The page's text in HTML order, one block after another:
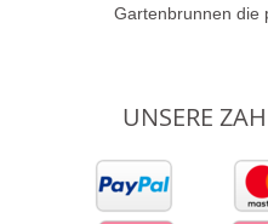
Gartenbrunnen die
UNSERE